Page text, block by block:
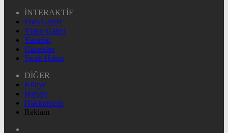
İNTERAKTİF
Foto Galeri
Video Galeri
Yazarlar
Gazeteler
Sıcak Haber
DİĞER
Künye
İletişim
Hakkımızda
Reklam